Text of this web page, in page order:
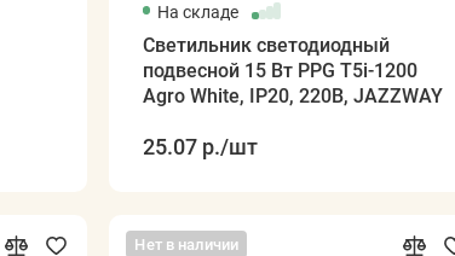
На складе
Светильник светодиодный
подвесной 15 Вт PPG T5i-1200
Agro White, IP20, 220В, JAZZWAY
25.07 р./шт
Нет в наличии